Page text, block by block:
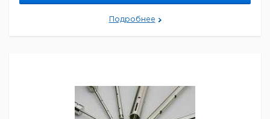
отличаться)
Страна происхождения:
Объем упаковки:
0,00363 м
Подробнее